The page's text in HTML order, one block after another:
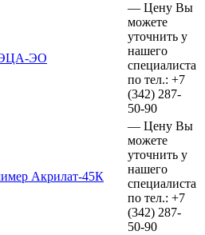
ЭО
— Цену Вы
можете
уточнить у
нашего
специалиста
по тел.: +7
(342) 287-
50-90
Акрилат-45К
— Цену Вы
можете
уточнить у
нашего
специалиста
по тел.: +7
(342) 287-
50-90